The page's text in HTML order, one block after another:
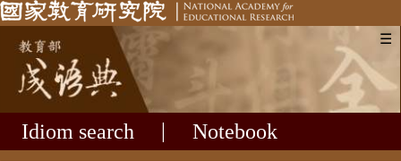
☰
Idiom search Notebook